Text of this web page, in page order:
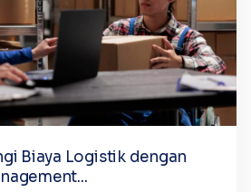
Biaya Logistik dengan